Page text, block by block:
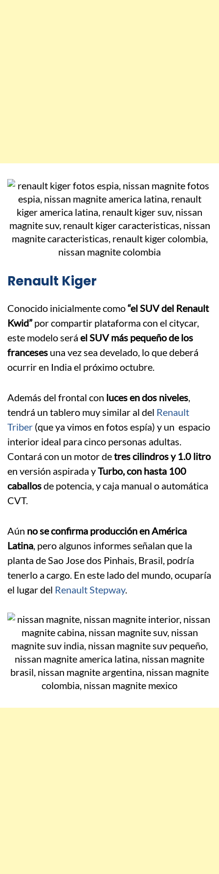
Renault Kiger
Conocido inicialmente como“el SUV del Renault
Kwid” por compartir plataforma con el citycar,
este modelo será el SUV más pequeño de los
franceses una vez sea develado, lo que deberá
ocurrir en India el próximo octubre.
Además del frontal con luces en dos niveles,
tendrá un tablero muy similar al del Renault
Triber (que ya vimos en fotos espía) y un espacio
interior ideal para cinco personas adultas.
Contará con un motor detres cilindros y 1.0 litro
en versión aspirada yTurbo, con hasta 100
caballosde potencia, y caja manual o automática
CVT.
Aún no se confirma producción en América
Latina, pero algunos informes señalan que la
planta de Sao Jose dos Pinhais, Brasil, podría
tenerlo a cargo. En este lado del mundo, ocuparía
el lugar del Renault Stepway.